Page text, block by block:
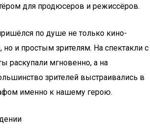
для продюсеров и режиссёров.
по душе не только кино-
но и простым зрителям. На спектакли с
раскупали мгновенно, а на
зрителей выстраивались в
именно к нашему герою.